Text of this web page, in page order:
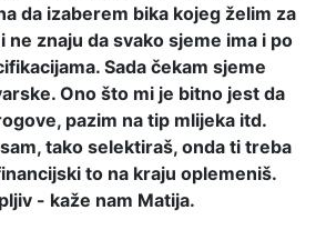
da izaberem bika kojeg želim za
ne znaju da svako sjeme ima i po
Sada čekam sjeme
Ono što mi je bitno jest da
pazim na tip mlijeka itd.
tako selektiraš, onda ti treba
to na kraju oplemeniš.
- kaže nam Matija.